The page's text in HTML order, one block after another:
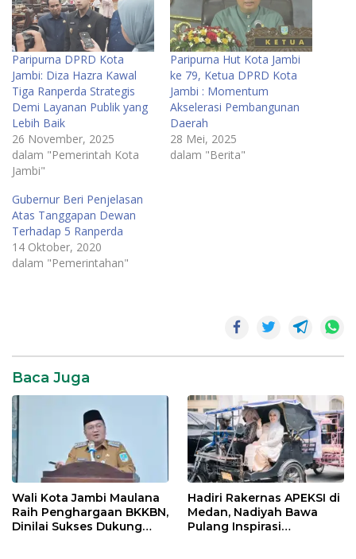
Paripurna DPRD Kota
Jambi: Diza Hazra Kawal
Tiga Ranperda Strategis
Demi Layanan Publik yang
Lebih Baik
26 November, 2025
dalam "Pemerintah Kota
Jambi"
Paripurna Hut Kota Jambi
ke 79, Ketua DPRD Kota
Jambi : Momentum
Akselerasi Pembangunan
Daerah
28 Mei, 2025
dalam "Berita"
Gubernur Beri Penjelasan
Atas Tanggapan Dewan
Terhadap 5 Ranperda
14 Oktober, 2020
dalam "Pemerintahan"
Baca Juga
Wali Kota Jambi Maulana
Raih Penghargaan BKKBN,
Dinilai Sukses Dukung
Hadiri Rakernas APEKSI di
Medan, Nadiyah Bawa
Pulang Inspirasi